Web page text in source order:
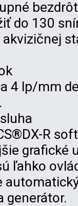
do 130
4 lp/mm
R
grafické
ľahko
generátor.